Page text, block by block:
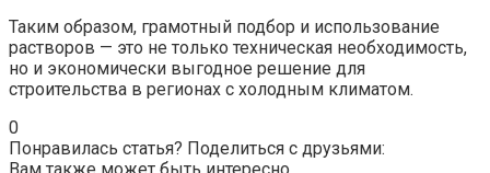
Таким образом, грамотный подбор и использование
растворов — это не только техническая необходимость,
но и экономически выгодное решение для
строительства в регионах с холодным климатом.
0
Понравилась статья? Поделиться с друзьями:
Вам также может быть интересно